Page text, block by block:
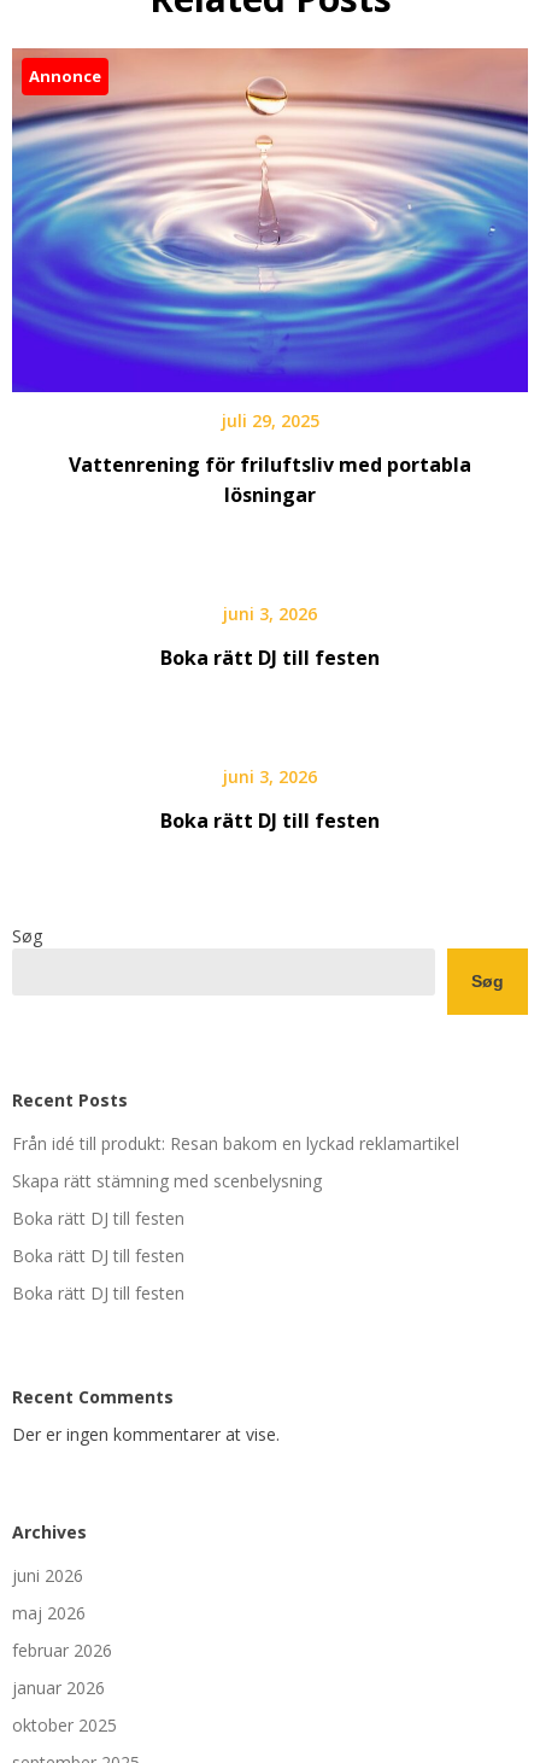
Annonce
juli 29, 2025
Vattenrening för friluftsliv med portabla
lösningar
juni 3, 2026
Boka rätt DJ till festen
juni 3, 2026
Boka rätt DJ till festen
Søg
Søg
Recent Posts
Från idé till produkt: Resan bakom en lyckad reklamartikel
Skapa rätt stämning med scenbelysning
Boka rätt DJ till festen
Boka rätt DJ till festen
Boka rätt DJ till festen
Recent Comments
Der er ingen kommentarer at vise.
Archives
juni 2026
maj 2026
februar 2026
januar 2026
oktober 2025